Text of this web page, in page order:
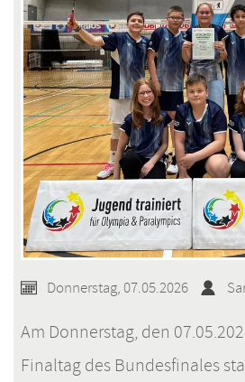
Donnerstag, 07.05.2026
Am Donnerstag, den
Finaltag des Bundesfinales